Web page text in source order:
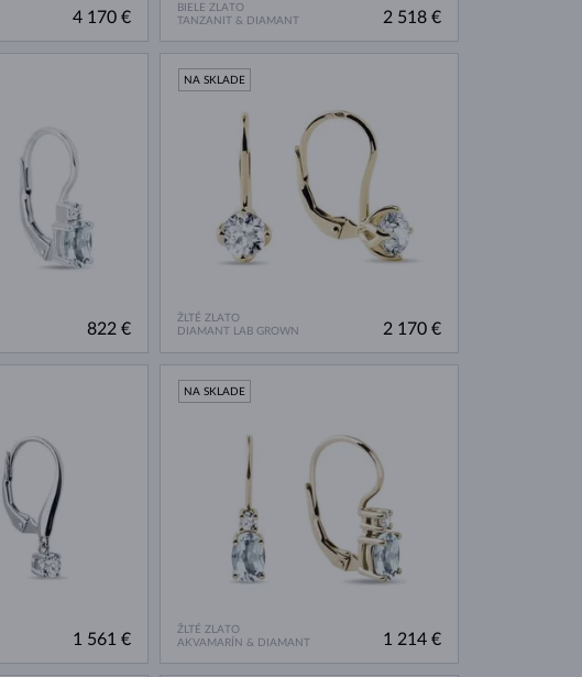
4 170 €
BIELE ZLATO
TANZANIT & DIAMANT
2 518 €
822 €
ŽLTÉ ZLATO
DIAMANT LAB GROWN
NA SKLADE
2 170 €
1 561 €
ŽLTÉ ZLATO
AKVAMARÍN & DIAMANT
NA SKLADE
1 214 €